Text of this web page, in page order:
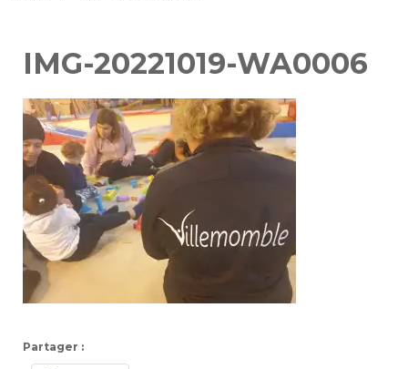
IMG-20221019-WA0006
Partager :